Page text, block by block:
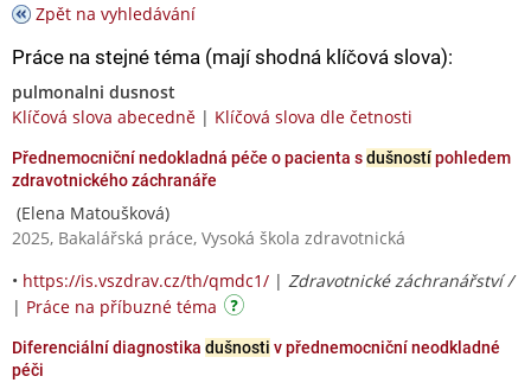
Zpět na vyhledávání
Práce na stejné téma (mají shodná klíčová slova):
pulmonalni dusnost
Klíčová slova abecedně | Klíčová slova dle četnosti
Přednemocniční nedokladná péče o pacienta sdušnostípohledem
zdravotnického záchranáře
(Elena Matoušková)
2025, Bakalářská práce, Vysoká škola zdravotnická
• https://is.vszdrav.cz/th/qmdc1/ | Zdravotnické záchranářství /
| Práce na příbuzné téma
Diferenciální diagnostika dušnosti v přednemocniční neodkladné
péči